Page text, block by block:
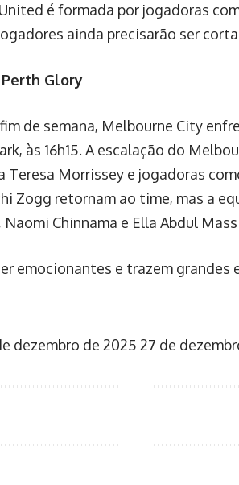
é formada por jogadoras
ainda precisarão ser
Glory
de semana, Melbourne City
às 16h15. A escalação do
Teresa Morrissey e jogadoras
Zogg retornam ao time, mas a
Chinnama e Ella Abdul
emocionantes e trazem
dezembro de 2025 27 de